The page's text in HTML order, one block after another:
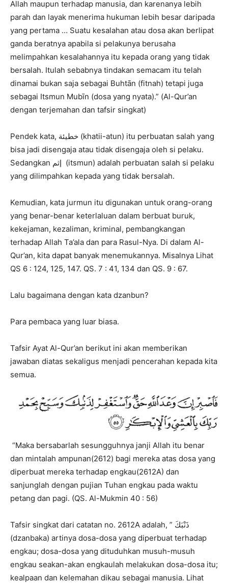
Allah maupun terhadap manusia, dan karenanya lebih
parah dan layak menerima hukuman lebih besar daripada
yang pertama … Suatu kesalahan atau dosa akan berlipat
ganda beratnya apabila si pelakunya berusaha
melimpahkan kesalahannya itu kepada orang yang tidak
bersalah. Itulah sebabnya tindakan semacam itu telah
dinamai bukan saja sebagai Buhtān (fitnah) tetapi juga
sebagai Itsmun Mubīn (dosa yang nyata).” (Al-Qur’an
dengan terjemahan dan tafsir singkat)
Pendek kata, خطيئة (khatii-atun) itu perbuatan salah yang
bisa jadi disengaja atau tidak disengaja oleh si pelaku.
Sedangkan إثم (itsmun) adalah perbuatan salah si pelaku
yang dilimpahkan kepada yang tidak bersalah.
Kemudian, kata jurmun itu digunakan untuk orang-orang
yang benar-benar keterlaluan dalam berbuat buruk,
kekejaman, kezaliman, kriminal, pembangkangan
terhadap Allah Ta’ala dan para Rasul-Nya. Di dalam Al-
Qur’an, kita dapat banyak menemukannya. Misalnya Lihat
QS 6 : 124, 125, 147. QS. 7 : 41, 134 dan QS. 9 : 67.
Lalu bagaimana dengan kata dzanbun?
Para pembaca yang luar biasa.
Tafsir Ayat Al-Qur’an berikut ini akan memberikan
jawaban diatas sekaligus menjadi pencerahan kepada kita
semua.
“Maka bersabarlah sesungguhnya janji Allah itu benar
dan mintalah ampunan(2612) bagi mereka atas dosa yang
diperbuat mereka terhadap engkau(2612A) dan
sanjunglah dengan pujian Tuhan engkau pada waktu
petang dan pagi. (QS. Al-Mukmin 40 : 56)
Tafsir singkat dari catatan no. 2612A adalah, ” ذَنْبَكَ
(dzanbaka) artinya dosa-dosa yang diperbuat terhadap
engkau; dosa-dosa yang dituduhkan musuh-musuh
engkau seakan-akan engkaulah melakukan dosa-dosa itu;
kealpaan dan kelemahan dikau sebagai manusia. Lihat